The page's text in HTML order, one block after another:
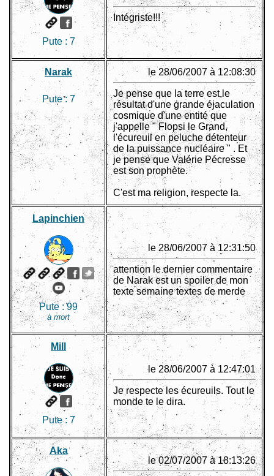
Pute : 7
Intégriste!!!
Narak
Pute :7
le 28/06/2007 à 12:08:30
Je pense que la terre est le
résultat d'une grande éjaculation
cosmique d'une entité que
j'appelle " Flopsi le Grand,
l'écureuil en peluche détenteur
de la puissance nucléaire " . Et
je pense que Valérie Pécresse
est son prophète.
C'est ma religion, respecte la.
Lapinchien
Pute :99
à mort
le 28/06/2007 à 12:31:50
attention le dernier commentaire
de Narak est un spoiler de mon
texte semaine textes de merde
Mill
Pute : 7
le 28/06/2007 à 12:47:01
Je respecte les écureuils. Tout le
monde te le dira.
Aka
le 02/07/2007 à 18:13:26